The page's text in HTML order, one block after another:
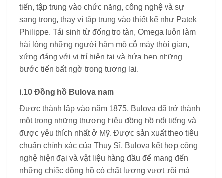
tiến, tập trung vào chức năng, công nghệ và sự
sang trọng, thay vì tập trung vào thiết kế như Patek
Philippe. Tái sinh từ đống tro tàn, Omega luôn làm
hài lòng những người hâm mộ cỗ máy thời gian,
xứng đáng với vị trí hiện tại và hứa hẹn những
bước tiến bất ngờ trong tương lai.
i.10 Đồng hồ Bulova nam
Được thành lập vào năm 1875, Bulova đã trở thành
một trong những thương hiệu đồng hồ nổi tiếng và
được yêu thích nhất ở Mỹ. Được sản xuất theo tiêu
chuẩn chính xác của Thụy Sĩ, Bulova kết hợp công
nghệ hiện đại và vật liệu hàng đầu để mang đến
những chiếc đồng hồ có chất lượng vượt trội mà